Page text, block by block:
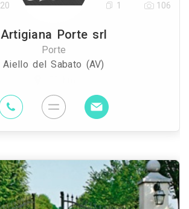
Artigiana Porte srl
Porte
Aiello del Sabato (AV)
20 1 106